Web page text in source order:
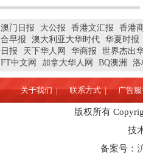
澳门日报 大公报 香港文汇报
香港
早报 澳大利亚大华时代 华夏时报
报 天下华人网 华商报
世界杰出
FT中文网 加拿大华人网 BQ澳洲 洛
关于我们 | 联系方式 | 广告
版权所有
技
备案号：